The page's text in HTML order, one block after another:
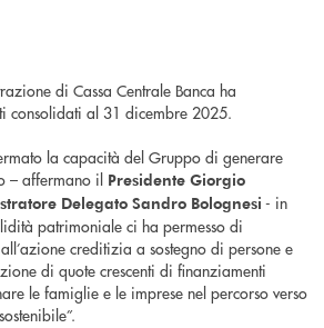
di Cassa Centrale Banca ha
consolidati al 31 dicembre 2025.
la capacità del Gruppo di generare
– affermano il Presidente Giorgio
Delegato Sandro Bolognesi - in
patrimoniale ci ha permesso di
creditizia a sostegno di persone e
di quote crescenti di finanziamenti
le famiglie e le imprese nel percorso verso